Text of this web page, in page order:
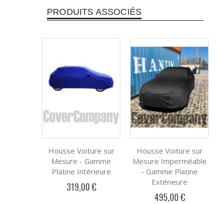
PRODUITS ASSOCIÉS
Housse Voiture sur
Mesure - Gamme
Platine Intérieure
319,00 €
Housse Voiture sur
Mesure Imperméable
- Gamme Platine
Extérieure
495,00 €